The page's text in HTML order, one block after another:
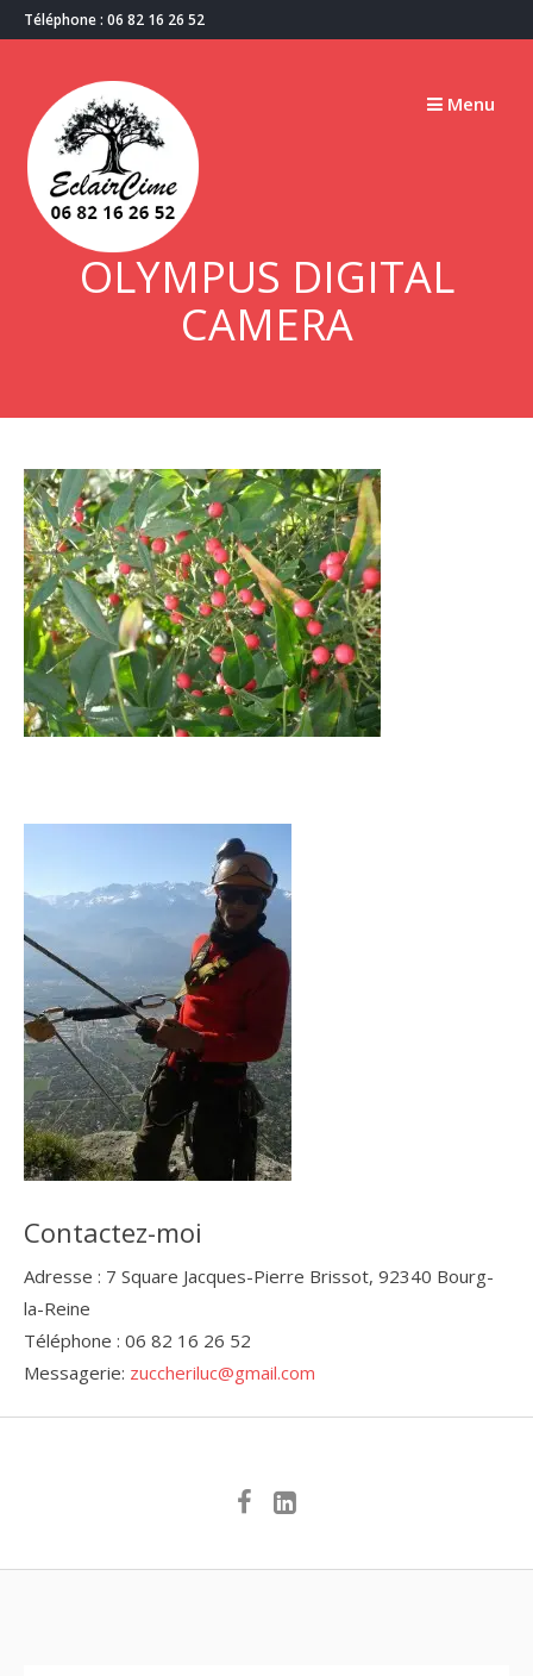
Passer
au
Téléphone : 06 82 16 26 52
Menu
OLYMPUS DIGITAL
CAMERA
Contactez-moi
Adresse : 7 Square Jacques-Pierre Brissot, 92340 Bourg-
la-Reine
Téléphone : 06 82 16 26 52
Messagerie: zuccheriluc@gmail.com